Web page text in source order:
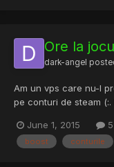
Ore la
dark-angel
Am un vps care nu-l
pe conturi de steam
codul primit pe mail
doar conturile mele:
June 1, 2015
boost conturile